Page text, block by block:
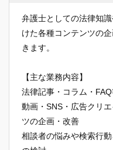
弁護士としての法律知
けた各種コンテンツの
きます。
【主な業務内容】
法律記事・コラム・
動画・SNS・広告クリ
ツの企画・改善
相談者の悩みや検索行